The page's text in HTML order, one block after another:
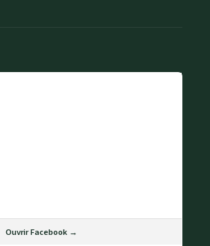
Ouvrir Facebook →